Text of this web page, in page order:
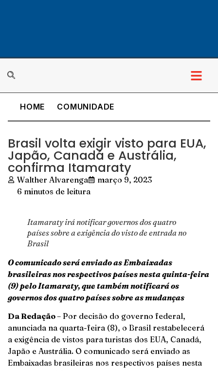
HOME COMUNIDADE
Brasil volta exigir visto para EUA,
Japão, Canadá e Austrália,
confirma Itamaraty
Walther Alvarenga
março 9, 2023
6 minutos de leitura
Itamaraty irá notificar governos dos quatro
países sobre a exigência do visto de entrada no
Brasil
O comunicado será enviado as Embaixadas
brasileiras nos respectivos países nesta quinta-feira
(9) pelo Itamaraty, que também notificará os
governos dos quatro países sobre as mudanças
Da Redação– Por decisão do governo federal,
anunciada na quarta-feira (8), o Brasil restabelecerá
a exigência de vistos para turistas dos EUA, Canadá,
Japão e Austrália. O comunicado será enviado as
Embaixadas brasileiras nos respectivos países nesta